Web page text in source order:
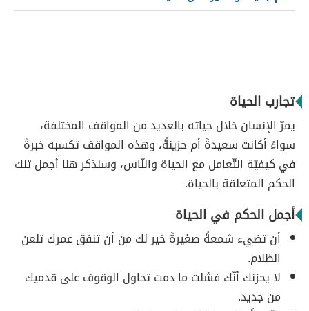
تجارب الحياة
يمرّ الإنسان خلال حياته بالعديد من المواقف المختلفة،
سواءً أكانت سعيدةً أم حزينةً، وهذه المواقف تكسبه خبرةً
في كيفيّة التّعامل مع الحياة والنّاس، وسنذكر هنا أجمل تلك
الحكم المتعلقة بالحياة.
أجمل الحكم في الحياة
أن تضيء شمعةً صغيرةً خير لك من أن تنفق عمرك تلعن
الظلام.
لا يحزنك أنّك فشلت ما دمت تحاول الوقوف على قدميك
من جديد.